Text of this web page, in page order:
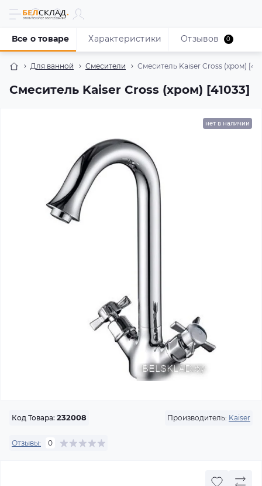
Для ванной Смесители Смеситель Kaiser Cross (хром)
Смеситель Kaiser Cross (хром) [41033]
Все о товаре Характеристики Отзывов 0
нет в наличии
Код Товара: 232008 Производитель: Kaiser
Отзывы: 0